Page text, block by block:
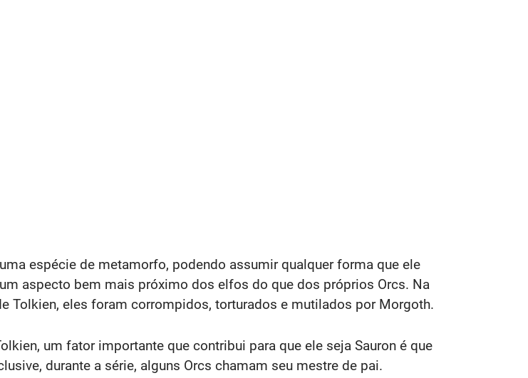
espécie de metamorfo, podendo assumir qualquer forma que ele
aspecto bem mais próximo dos elfos do que dos próprios Orcs. Na
Tolkien, eles foram corrompidos, torturados e mutilados por Morgoth.
um fator importante que contribui para que ele seja Sauron é que
durante a série, alguns Orcs chamam seu mestre de pai.